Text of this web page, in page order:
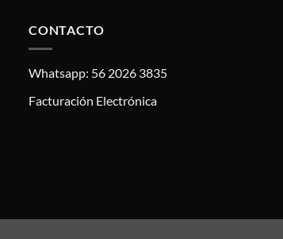
CONTACTO
Whatsapp: 56 2026 3835
Facturación Electrónica